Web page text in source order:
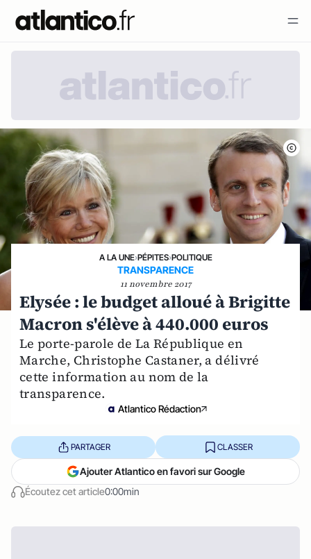
A LA UNE›PÉPITES›POLITIQUE
TRANSPARENCE
11 novembre 2017
Elysée : le budget alloué à Brigitte
Macron s'élève à 440.000 euros
Le porte-parole de La Répu­blique en
Marche, Chris­tophe Casta­ner, a délivré
cette information au nom de la
transparence.
Atlantico Rédaction
Écoutez cet article0:00min
PARTAGER CLASSER
Ajouter Atlantico en favori sur Google